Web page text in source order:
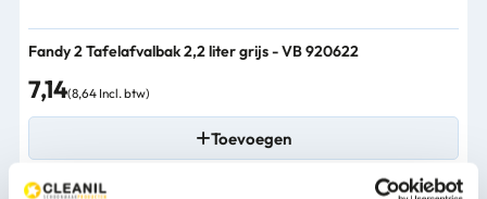
Fandy 2 Tafelafvalbak 2,2 liter grijs - VB 920622
7,14(8,64 Incl. btw)
Toevoegen